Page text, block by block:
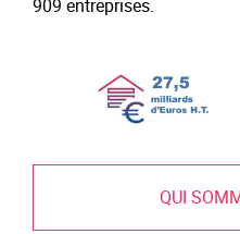
909 entreprises.
QUI